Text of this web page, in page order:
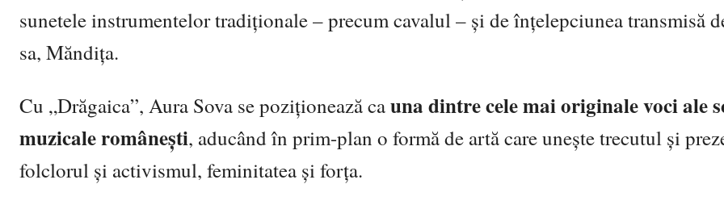
sunetele instrumentelor tradiționale – precum cavalul – și de înțelepciunea transmisă
sa, Măndița.
Cu „Drăgaica”, Aura Sova se poziționează cauna dintre cele mai originale voci ale
muzicale românești, aducând în prim-plan o formă de artă care unește trecutul și
folclorul și activismul, feminitatea și forța.